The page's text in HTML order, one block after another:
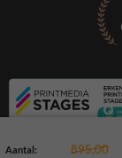
Aantal: 895,00